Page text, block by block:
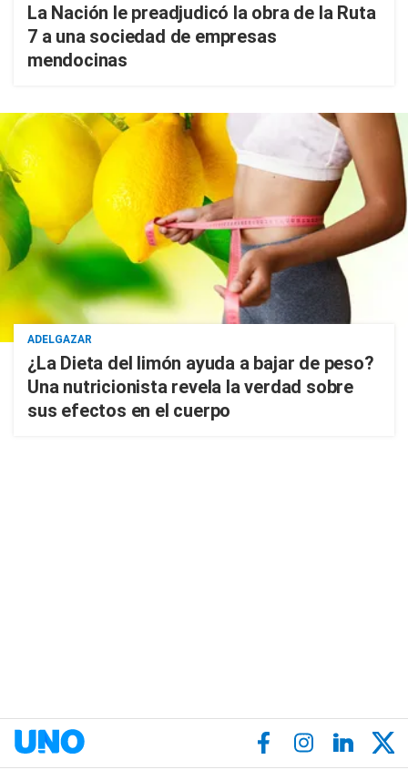
La Nación le preadjudicó la obra de la Ruta
7 a una sociedad de empresas
mendocinas
ADELGAZAR
¿La Dieta del limón ayuda a bajar de peso?
Una nutricionista revela la verdad sobre
sus efectos en el cuerpo